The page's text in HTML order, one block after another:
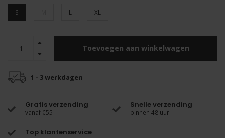
S L XL
Toevoegen aan winkelwagen
1 - 3 werkdagen
Gratis verzending
vanaf €55
Snelle verzending
binnen 48 uur
Top klantenservice